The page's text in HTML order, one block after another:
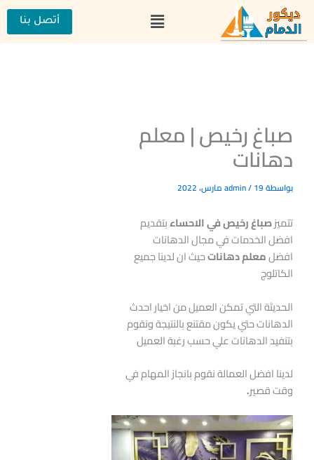
تخطي
المحتوى
القائمة أتصل بنا
صباغ رخيص | معلم
دهانات
بواسطة admin/19 مارس، 2022
تتميزصباغ رخيص في الاحساءبتقديم
افضل الخدمات في مجال الدهانات
افضلمعلم دهاناتحيث ان لدينا جميع
الكاتلوج
الحديثة التي تمكن العميل من اخيار احدث
الدهانات حتي يكون مقتنع بالنتيجة ونقوم
بتنفيد الدهانات علي حسب رغبة العميل
لدينا افضل العمالة نقوم بانجاز المهام في
وقت قصير.